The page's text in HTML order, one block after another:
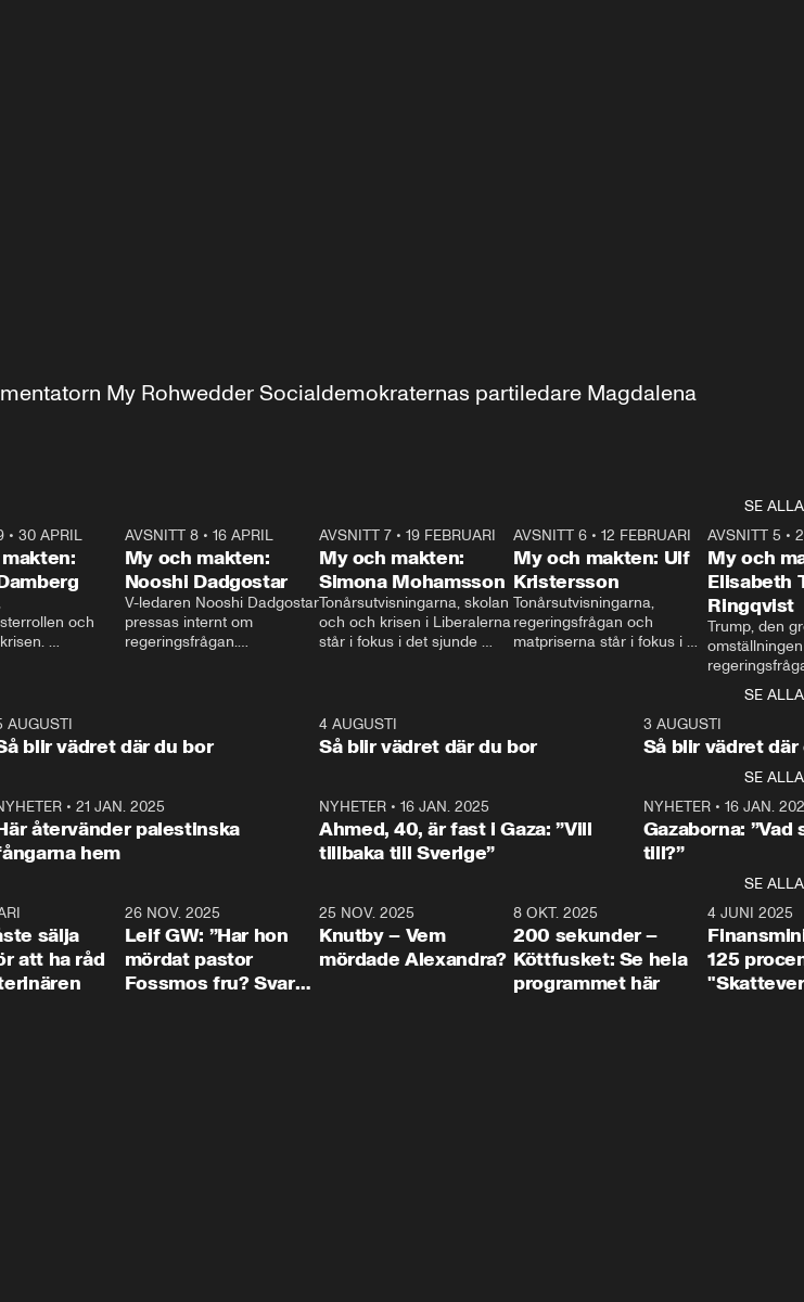
My Rohwedder Socialdemokraternas partiledare Magdalena
SE ALLA
• 30 APRIL
och
och Makten.
AVSNITT 8• 16 APRIL
My och makten:
Nooshi Dadgostar
V-ledaren Nooshi Dadgostar
pressas internt om
regeringsfrågan.
– Vi ställer upp i val. Ska vi
vara med så sitter vi förstås
24:30
AVSNITT 7• 19 FEBRUARI
My och makten:
Simona Mohamsson
Tonårsutvisningarna, skolan
och och krisen i Liberalerna
står i fokus i det sjunde
kommentator My
Rohwedder ställer
utbildnings- och
Mohamsson till svars.
27:30
AVSNITT 6 •12 FEBRUARI
My och makten: Ulf
Kristersson
Tonårsutvisningarna,
regeringsfrågan och
matpriserna står i fokus i
Rohwedder ställer
statsminister Ulf Kristersson
AVSNITT 5 •
My och
Elisabeth
Ringqvist
Trump, den
centrum i
avsnittet av
Makten”. Se
Aftonbladets
Rohwedder
Thand Ring
SE ALLA
AUGUSTI
blir vädret där du bor
4 AUGUSTI
Så blir vädret där du bor
3 AUGUSTI
Så blir vädret där
SE ALLA
•21 JAN. 2025
återvänder palestinska
hem
NYHETER• 16 JAN. 2025
Ahmed, 40, är fast i Gaza: ”Vill
tillbaka till Sverige”
NYHETER• 16 JAN.
Gazaborna:
till?”
SE ALLA
sälja
att ha råd
26 NOV. 2025
Leif GW: ”Har hon
mördat pastor
Fossmos fru? Svar
31:05
25 NOV. 2025
Knutby – Vem
mördade Alexandra?
4:29
8 OKT. 2025
200 sekunder –
Köttfusket: Se hela
programmet här
4 JUNI 2025
125